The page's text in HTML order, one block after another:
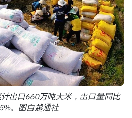
出口660万吨大米，出口量同比
。图自越通社